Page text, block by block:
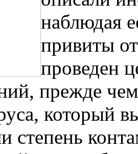
наблюдая
привиты
проведен
прежде
который
степень